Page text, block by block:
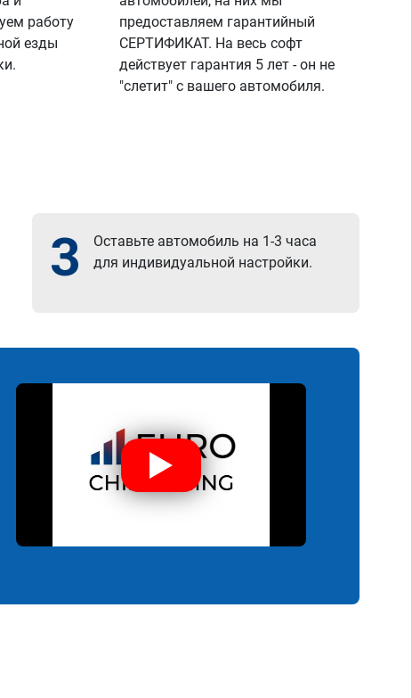
работу
езды
предоставляем гарантийный
СЕРТИФИКАТ. На весь софт
действует гарантия 5 лет - он не
"слетит" с вашего автомобиля.
3
Оставьте автомобиль на 1-3 часа
для индивидуальной настройки.